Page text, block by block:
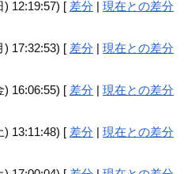
) 12:19:57) [ 差分 |現在との差分
) 17:32:53) [ 差分 |現在との差分
) 16:06:55) [ 差分 |現在との差分
) 13:11:48) [ 差分 |現在との差分